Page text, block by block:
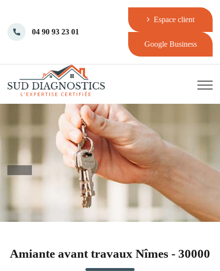
04 90 93 23 01
Espace client
Google Business
Amiante avant travaux Nîmes - 30000